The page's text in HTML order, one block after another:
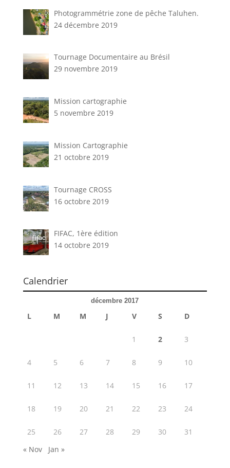
Photogrammétrie zone de pêche Taluhen.
24 décembre 2019
Tournage Documentaire au Brésil
29 novembre 2019
Mission cartographie
5 novembre 2019
Mission Cartographie
21 octobre 2019
Tournage CROSS
16 octobre 2019
FIFAC, 1ère édition
14 octobre 2019
Calendrier
décembre 2017
L M M J V S D
1 2 3
4 5 6 7 8 9 10
11 12 13 14 15 16 17
18 19 20 21 22 23 24
25 26 27 28 29 30
31
« Nov
Jan »